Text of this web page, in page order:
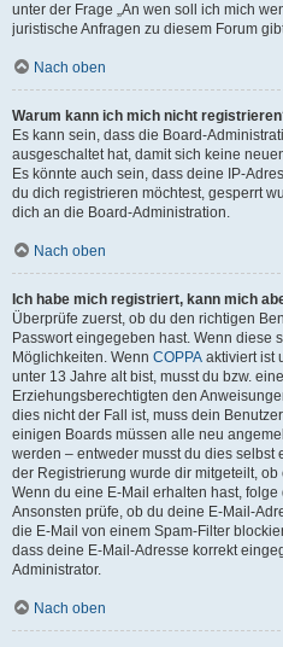
unter der Frage „An wen soll ich mich
juristische Anfragen zu diesem Forum
Nach oben
Warum kann ich mich nicht
Es kann sein, dass die Board-
ausgeschaltet hat, damit sich keine
Es könnte auch sein, dass deine IP-
du dich registrieren möchtest, gesperrt
dich an die Board-Administration.
Nach oben
Ich habe mich registriert, kann mich
Überprüfe zuerst, ob du den richtigen
Passwort eingegeben hast. Wenn diese
Möglichkeiten. Wenn COPPA aktiviert ist
unter 13 Jahre alt bist, musst du bzw.
Erziehungsberechtigten den
dies nicht der Fall ist, muss dein
einigen Boards müssen alle neu
werden – entweder musst du dies selbst
der Registrierung wurde dir mitgeteilt,
Wenn du eine E-Mail erhalten hast,
Ansonsten prüfe, ob du deine E-Mail-
die E-Mail von einem Spam-Filter
dass deine E-Mail-Adresse korrekt
Administrator.
Nach oben